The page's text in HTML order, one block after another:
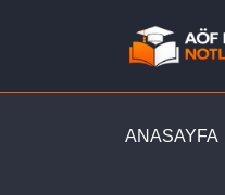
ANASAYFA